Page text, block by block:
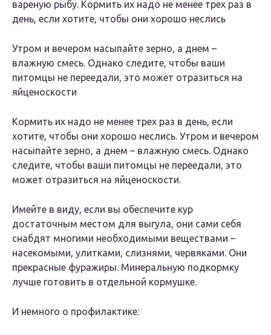
вареную рыбу. Кормить их надо не менее трех раз в
день, если хотите, чтобы они хорошо неслись
Утром и вечером насыпайте зерно, а днем –
влажную смесь. Однако следите, чтобы ваши
питомцы не переедали, это может отразиться на
яйценоскости
Кормить их надо не менее трех раз в день, если
хотите, чтобы они хорошо неслись. Утром и вечером
насыпайте зерно, а днем – влажную смесь. Однако
следите, чтобы ваши питомцы не переедали, это
может отразиться на яйценоскости.
Имейте в виду, если вы обеспечите кур
достаточным местом для выгула, они сами себя
снабдят многими необходимыми веществами –
насекомыми, улитками, слизнями, червяками. Они
прекрасные фуражиры. Минеральную подкормку
лучше готовить в отдельной кормушке.
И немного о профилактике: